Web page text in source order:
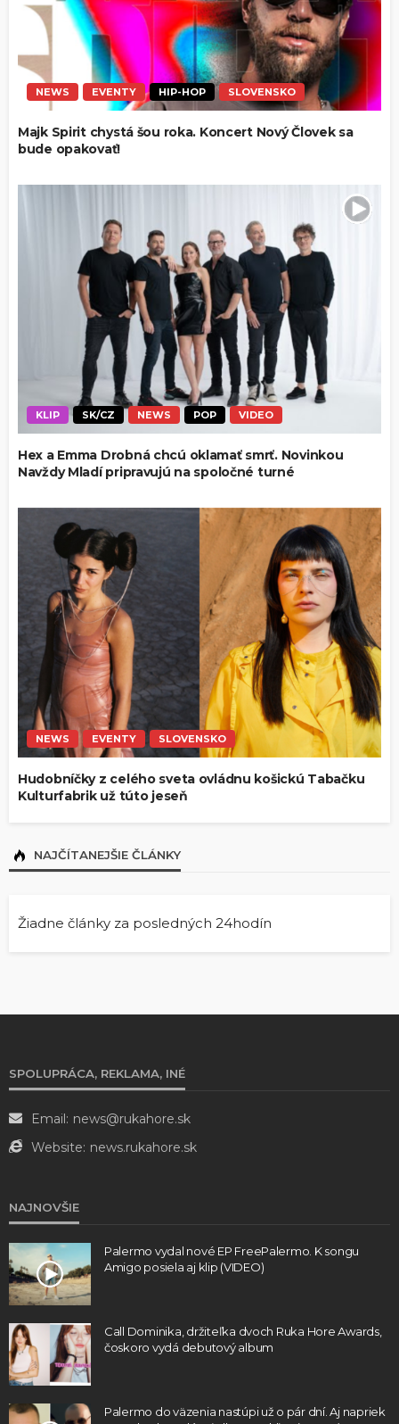
NEWS EVENTY HIP-HOP SLOVENSKO
Majk Spirit chystá šou roka. Koncert Nový Človek sa
bude opakovať!
KLIP SK/CZ NEWS POP VIDEO
Hex a Emma Drobná chcú oklamať smrť. Novinkou
Navždy Mladí pripravujú na spoločné turné
NEWS EVENTY SLOVENSKO
Hudobníčky z celého sveta ovládnu košickú Tabačku
Kulturfabrik už túto jeseň
NAJČÍTANEJŠIE ČLÁNKY
Žiadne články za posledných 24hodín
SPOLUPRÁCA, REKLAMA, INÉ
Email: news@rukahore.sk
Website: news.rukahore.sk
NAJNOVŠIE
Palermo vydal nové EP FreePalermo. K songu
Amigo posiela aj klip (VIDEO)
Call Dominika, držiteľka dvoch Ruka Hore Awards,
čoskoro vydá debutový album
Palermo do väzenia nastúpi už o pár dní. Aj napriek